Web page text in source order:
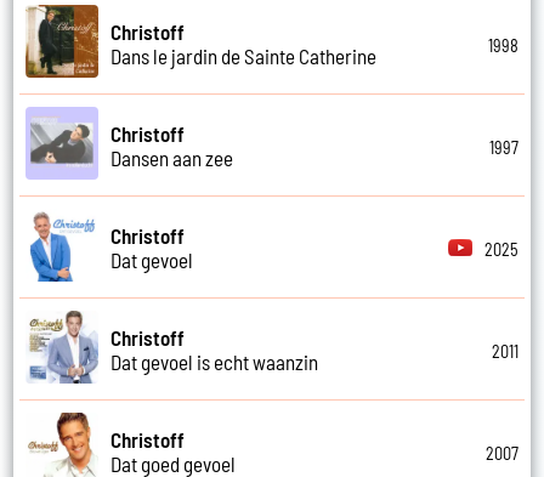
Christoff
Dans le jardin de Sainte Catherine
1998
Christoff
Dansen aan zee
1997
Christoff
Dat gevoel
2025
Christoff
Dat gevoel is echt waanzin
2011
Christoff
Dat goed gevoel
2007